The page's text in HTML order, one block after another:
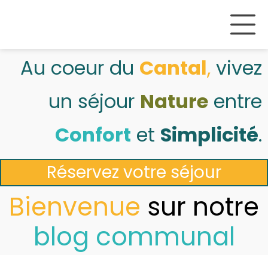
Au coeur du Cantal, vivez
un séjour Nature entre
Confort et Simplicité.
Réservez votre séjour
Bienvenue sur notre
blog communal